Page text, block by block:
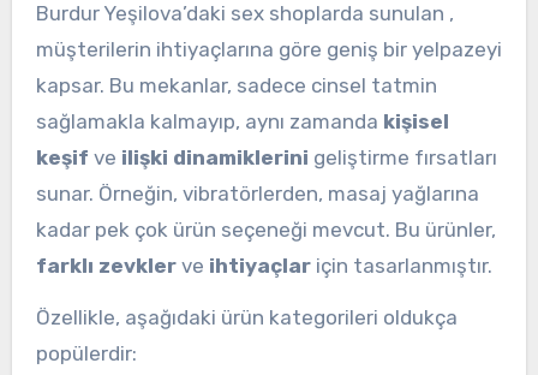
Burdur Yeşilova’daki sex shoplarda sunulan ,
müşterilerin ihtiyaçlarına göre geniş bir yelpazeyi
kapsar. Bu mekanlar, sadece cinsel tatmin
sağlamakla kalmayıp, aynı zamanda kişisel
keşif ve ilişki dinamiklerini geliştirme fırsatları
sunar. Örneğin, vibratörlerden, masaj yağlarına
kadar pek çok ürün seçeneği mevcut. Bu ürünler,
farklı zevklerve ihtiyaçlariçin tasarlanmıştır.
Özellikle, aşağıdaki ürün kategorileri oldukça
popülerdir: